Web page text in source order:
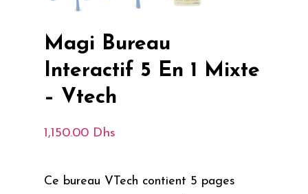
Magi Bureau
Interactif 5 En 1 Mixte
– Vtech
1,150.00 Dhs
Ce bureau VTech contient 5 pages